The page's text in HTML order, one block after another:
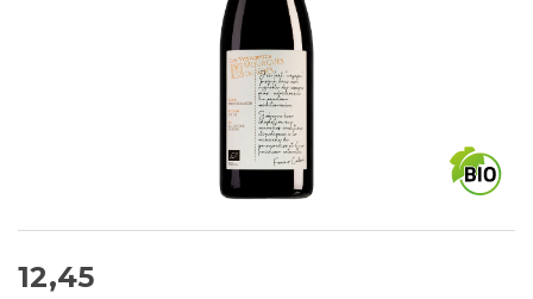
12,45